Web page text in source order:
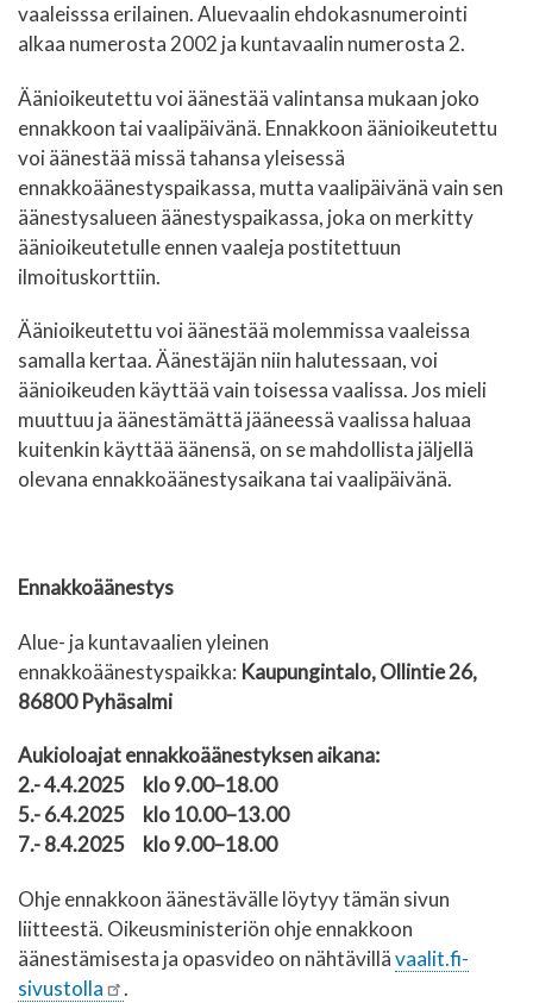
vaaleisssa erilainen. Aluevaalin ehdokasnumerointi
alkaa numerosta 2002 ja kuntavaalin numerosta 2.
Äänioikeutettu voi äänestää valintansa mukaan joko
ennakkoon tai vaalipäivänä. Ennakkoon äänioikeutettu
voi äänestää missä tahansa yleisessä
ennakkoäänestyspaikassa, mutta vaalipäivänä vain sen
äänestysalueen äänestyspaikassa, joka on merkitty
äänioikeutetulle ennen vaaleja postitettuun
ilmoituskorttiin.
Äänioikeutettu voi äänestää molemmissa vaaleissa
samalla kertaa. Äänestäjän niin halutessaan, voi
äänioikeuden käyttää vain toisessa vaalissa. Jos mieli
muuttuu ja äänestämättä jääneessä vaalissa haluaa
kuitenkin käyttää äänensä, on se mahdollista jäljellä
olevana ennakkoäänestysaikana tai vaalipäivänä.
Ennakkoäänestys
Alue- ja kuntavaalien yleinen
ennakkoäänestyspaikka: Kaupungintalo, Ollintie 26,
86800 Pyhäsalmi
Aukioloajat ennakkoäänestyksen aikana:
2.- 4.4.2025 klo 9.00–18.00
5.- 6.4.2025 klo 10.00–13.00
7.- 8.4.2025 klo 9.00–18.00
Ohje ennakkoon äänestävälle löytyy tämän sivun
liitteestä. Oikeusministeriön ohje ennakkoon
äänestämisesta ja opasvideo on nähtävillävaalit.fi-
sivustolla
.